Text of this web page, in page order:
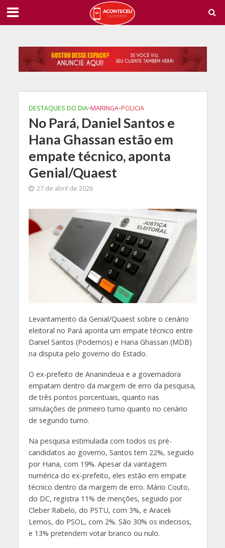
DESTAQUES DO DIA•MARINGA•POLICIA
No Pará, Daniel Santos e
Hana Ghassan estão em
empate técnico, aponta
Genial/Quaest
27 de abril de 2026
Levantamento da Genial/Quaest sobre o cenário
eleitoral no Pará aponta um empate técnico entre
Daniel Santos (Podemos) e Hana Ghassan (MDB)
na disputa pelo governo do Estado.
O ex-prefeito de Ananindeua e a governadora
empatam dentro da margem de erro da pesquisa,
de três pontos porcentuais, quanto nas
simulações de primeiro turno quanto no cenário
de segundo turno.
Na pesquisa estimulada com todos os pré-
candidatos ao governo, Santos tem 22%, seguido
por Hana, com 19%. Apesar da vantagem
numérica do ex-prefeito, eles estão em empate
técnico dentro da margem de erro. Mário Couto,
do DC, registra 11% de menções, seguido por
Cleber Rabelo, do PSTU, com 3%, e Araceli
Lemos, do PSOL, com 2%. São 30% os indecisos,
e 13% pretendem votar branco ou nulo.